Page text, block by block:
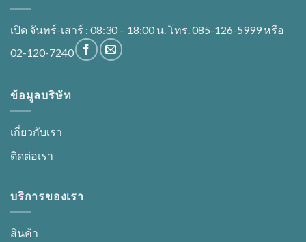
เปิด จันทร์-เสาร์ : 08:30 – 18:00 น. โทร. 085-126-5999 หรือ
02-120-7240
ข้อมูลบริษัท
เกี่ยวกับเรา
ติดต่อเรา
บริการของเรา
สินค้า